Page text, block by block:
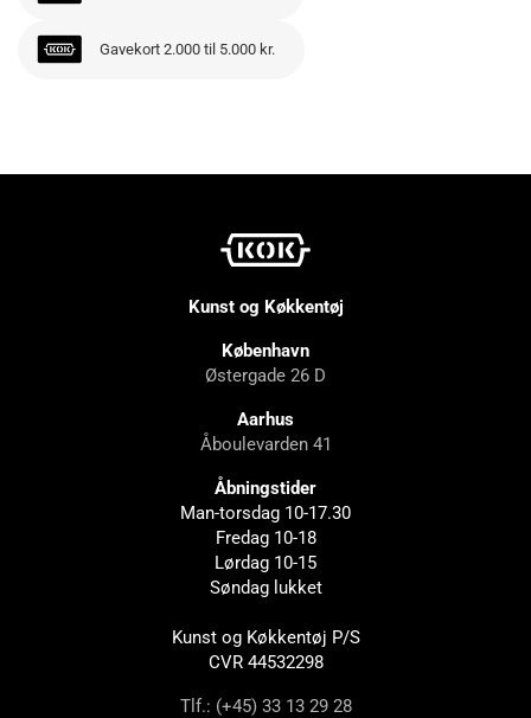
Gavekort 2.000 til 5.000 kr.
Kunst og Køkkentøj
København
Østergade 26 D
Aarhus
Åboulevarden 41
Åbningstider
Man-torsdag 10-17.30
Fredag 10-18
Lørdag 10-15
Søndag lukket
Kunst og Køkkentøj P/S
CVR 44532298
Tlf.: (+45) 33 13 29 28